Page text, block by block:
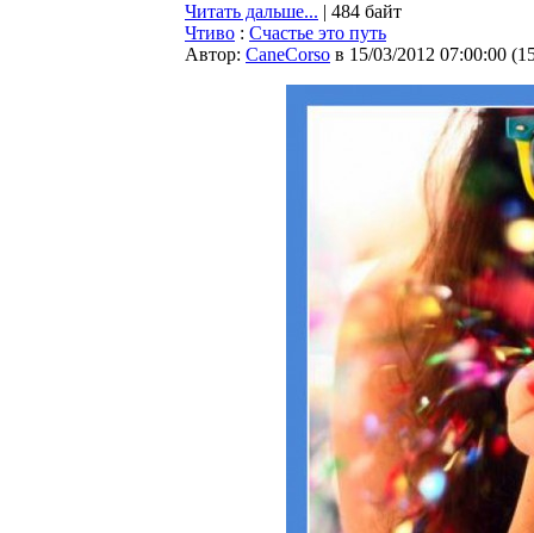
Читать дальше... | 484 байт
Чтиво : Счастье это путь
Автор: CaneCorso в 15/03/2012 07:00:00 (